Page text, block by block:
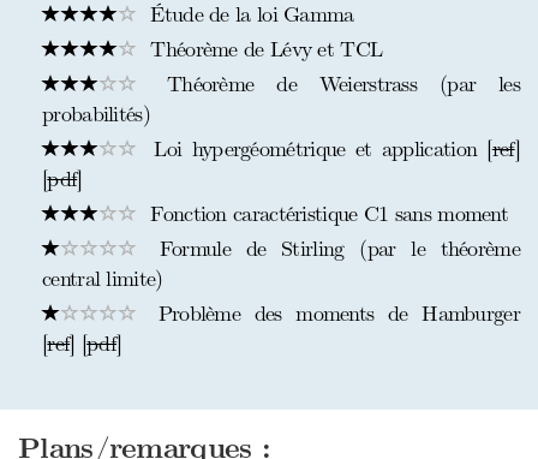
Étude de la loi Gamma
Théorème de Lévy et TCL
Théorème de Weierstrass (par les
probabilités)
Loi hypergéométrique et application [ref]
[pdf]
Fonction caractéristique C1 sans moment
Formule de Stirling (par le théorème
central limite)
Problème des moments de Hamburger
[ref] [pdf]
Plans/remarques :